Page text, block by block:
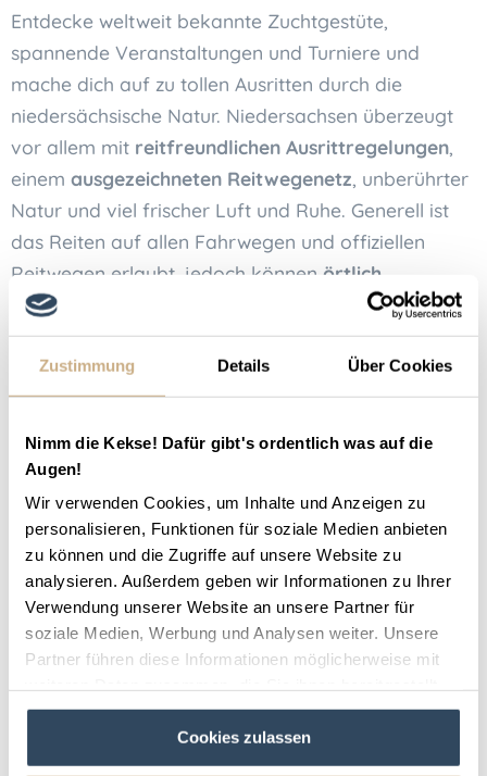
Zustimmung Details Über Cookies
Nimm die Kekse! Dafür gibt's ordentlich was auf die
Augen!
Wir verwenden Cookies, um Inhalte und Anzeigen zu
personalisieren, Funktionen für soziale Medien anbieten
zu können und die Zugriffe auf unsere Website zu
analysieren. Außerdem geben wir Informationen zu Ihrer
Verwendung unserer Website an unsere Partner für
soziale Medien, Werbung und Analysen weiter. Unsere
Partner führen diese Informationen möglicherweise mit
haben oder die sie im Rahmen Ihrer Nutzung der Dienste
Cookies zulassen
Entdecke weltweit bekannte Zuchtgestüte,
spannende Veranstaltungen und Turniere und
mache dich auf zu tollen Ausritten durch die
niedersächsische Natur. Niedersachsen überzeugt
vor allem mit reitfreundlichen Ausrittregelungen,
einem ausgezeichneten Reitwegenetz, unberührter
Natur und viel frischer Luft und Ruhe. Generell ist
das Reiten auf allen Fahrwegen und offiziellen
Reitwegen erlaubt, jedoch können örtlich
unterschiedliche Regelungen
vorhanden sein.
Informiere dich am besten bei deinem Reiterhof vor
Ort über die genauen Bestimmungen. In unserem
Blogbeitrag findest du alles Wissenswerte rund um
. Niedersachsen bietet jedem Reiter die passende
Umgebung entsprechend seiner Vorlieben und
Reitkenntnisse. Reite auf flachen Ebenen, in
bergigen Regionendes Harzes, in der Lüneburger
Heide mit ihrer einzigartigen Natur oder an der
Küste derNordsee . Verbringe deinen nächsten
Reiturlaub & Reiterferien in Niedersachsen, dem
Traumhof.